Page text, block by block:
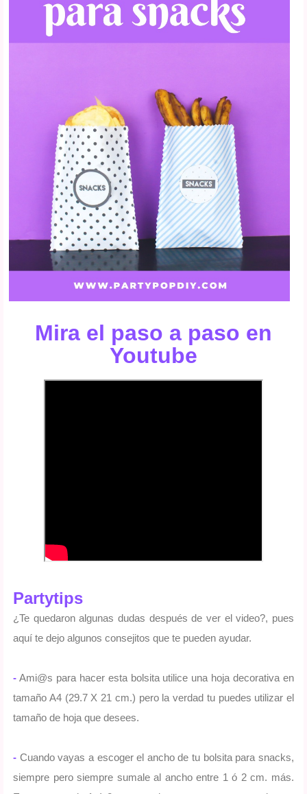
Mira el paso a paso en
Youtube
Partytips
¿Te quedaron algunas dudas después de ver el video?, pues
aquí te dejo algunos consejitos que te pueden ayudar.
- Ami@s para hacer esta bolsita utilice una hoja decorativa en
tamaño A4 (29.7 X 21 cm.) pero la verdad tu puedes utilizar el
tamaño de hoja que desees.
- Cuando vayas a escoger el ancho de tu bolsita para snacks,
siempre pero siempre sumale al ancho entre 1 ó 2 cm. más.